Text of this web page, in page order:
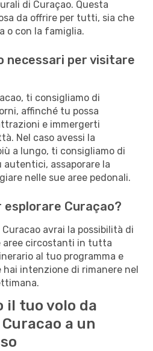
di Curaçao. Questa
da offrire per tutti, sia che
o con la famiglia.
necessari per visitare
ti consigliamo di
affinché tu possa
e immergerti
Nel caso avessi la
a lungo, ti consigliamo di
autentici, assaporare la
nelle sue aree pedonali.
esplorare Curaçao?
avrai la possibilità di
aree circostanti in tutta
al tuo programma e
intenzione di rimanere nel
il tuo volo da
a un